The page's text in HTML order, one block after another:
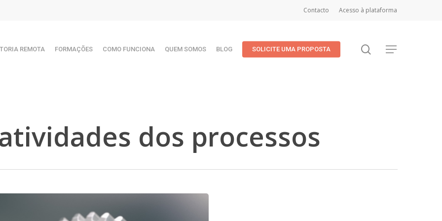
Contacto Acesso à plataforma
REMOTA FORMAÇÕES COMO FUNCIONA QUEM SOMOS BLOG SOLICITE UMA PROPOSTA search
Menu
dos processos